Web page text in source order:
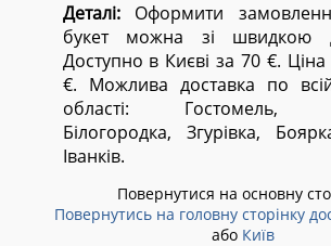
Деталі:Оформити
букет можна зі швидкою
Доступно в Києві за 70 €.
€. Можлива доставка по всій
області: Гостомель,
Білогородка, Згурівка,
Іванків.
Повернутися на основну
Повернутись на головну сторінку
або Київ